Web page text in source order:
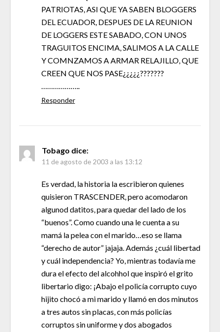
PATRIOTAS, ASI QUE YA SABEN BLOGGERS
DEL ECUADOR, DESPUES DE LA REUNION
DE LOGGERS ESTE SABADO, CON UNOS
TRAGUITOS ENCIMA, SALIMOS A LA CALLE
Y COMNZAMOS A ARMAR RELAJILLO, QUE
CREEN QUE NOS PASE¿¿¿¿¿???????
………………..
Responder
Tobago dice:
11 de agosto de 2003 a las 13:12
Es verdad, la historia la escribieron quienes
quisieron TRASCENDER, pero acomodaron
algunod datitos, para quedar del lado de los
“buenos”. Como cuando una le cuenta a su
mamá la pelea con el marido…eso se llama
“derecho de autor” jajaja. Además ¿cuál libertad
y cuál independencia? Yo, mientras todavía me
dura el efecto del alcohhol que inspiró el grito
libertario digo: ¡Abajo el policía corrupto cuyo
hijito chocó a mi marido y llamó en dos minutos
a tres autos sin placas, con más policías
corruptos sin uniforme y dos abogados